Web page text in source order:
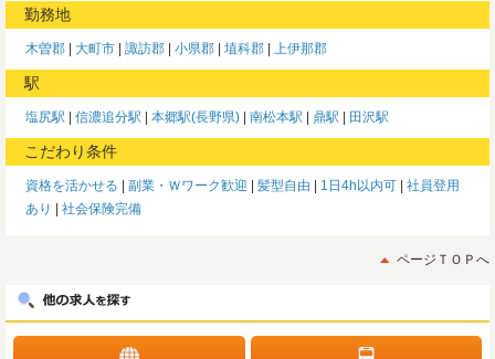
勤務地
木曽郡 大町市 諏訪郡 小県郡 埴科郡 上伊那郡
駅
塩尻駅 信濃追分駅 本郷駅(長野県) 南松本駅 鼎駅 田沢駅
こだわり条件
資格を活かせる 副業・Ｗワーク歓迎 髪型自由 1日4h以内可
社員登用
あり
社会保険完備
ページＴＯＰへ